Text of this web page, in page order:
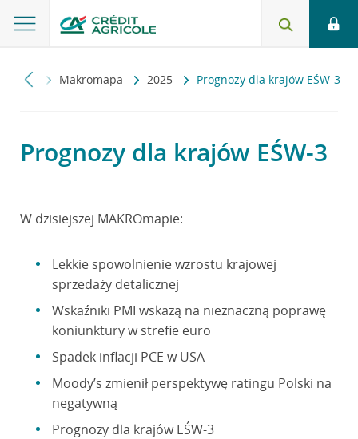
Makromapa 2025 Prognozy dla krajów EŚW-3
Prognozy dla krajów EŚW-3
W dzisiejszej MAKROmapie:
Lekkie spowolnienie wzrostu krajowej
sprzedaży detalicznej
Wskaźniki PMI wskażą na nieznaczną poprawę
koniunktury w strefie euro
Spadek inflacji PCE w USA
Moody’s zmienił perspektywę ratingu Polski na
negatywną
Prognozy dla krajów EŚW-3